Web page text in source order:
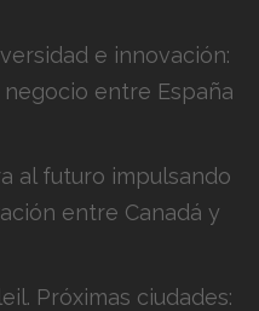
e innovación:
entre España
al futuro impulsando
entre Canadá y
Próximas ciudades: